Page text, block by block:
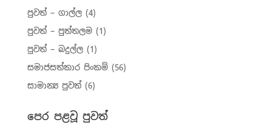
පුවත් – ගාල්ල(4)
පුවත් – පුත්තලම(1)
පුවත් – බදුල්ල(1)
සමාජසත්කාර පිංකම්(56)
සාමාන්‍ය පුවත්(6)
පෙර පළවූ පුවත්